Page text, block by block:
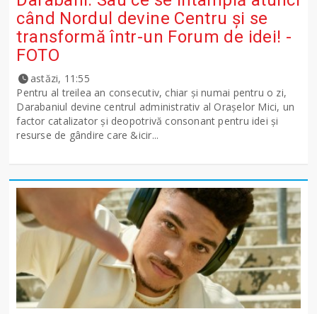
când Nordul devine Centru și se
transformă într-un Forum de idei! -
FOTO
astăzi, 11:55
Pentru al treilea an consecutiv, chiar și numai pentru o zi,
Darabaniul devine centrul administrativ al Orașelor Mici, un
factor catalizator și deopotrivă consonant pentru idei și
resurse de gândire care &icir...